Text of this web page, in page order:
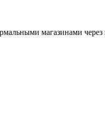
магазинами